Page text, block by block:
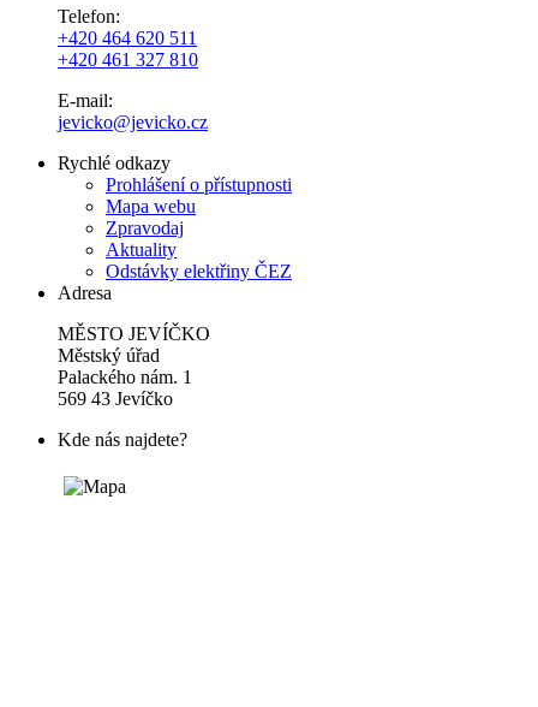
Telefon:
+420 464 620 511
+420 461 327 810
E-mail:
jevicko@jevicko.cz
Rychlé odkazy
Prohlášení o přístupnosti
Mapa webu
Zpravodaj
Aktuality
Odstávky elektřiny ČEZ
Adresa
MĚSTO JEVÍČKO
Městský úřad
Palackého nám. 1
569 43 Jevíčko
Kde nás najdete?